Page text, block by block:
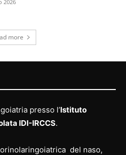
2026
more
presso l’Istituto
IDI-IRCCS.
del naso,